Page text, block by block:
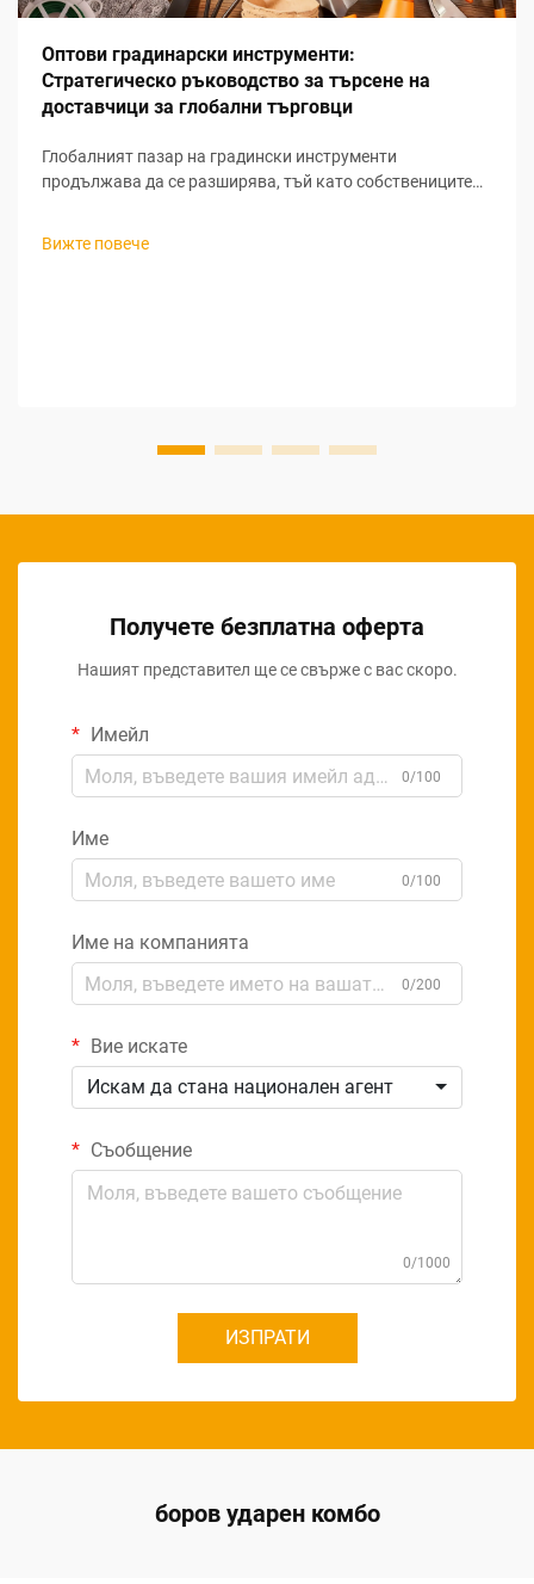
Оптови градинарски инструменти:
Стратегическо ръководство за търсене на
доставчици за глобални търговци
Глобалният пазар на градински инструменти
продължава да се разширява, тъй като собствениците
градинарството. За търговците, които търсят печеливши
Вижте повече
Получете безплатна оферта
Нашият представител ще се свърже с вас скоро.
Имейл
0/100
Име
0/100
Име на компанията
0/200
Вие искате
Искам да стана национален агент
Съобщение
0/1000
ИЗПРАТИ
боров ударен комбо